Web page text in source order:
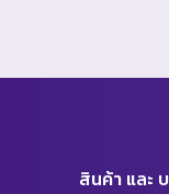
สินค้า และ